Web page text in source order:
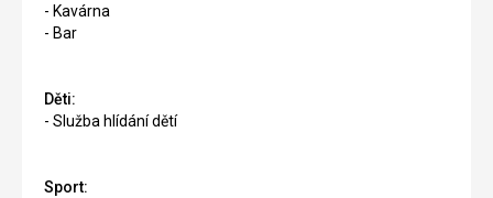
- Kavárna
- Bar
Děti:
- Služba hlídání dětí
Sport: